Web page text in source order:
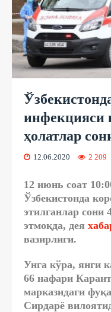
инфекцияси
ҳолатлар
12.06.2020 2 209
12 июнь соат
Ўзбекистонда
этилганлар сони
этмоқда, дея
вазирлиги.
Унга кўра, янги
66 нафари
марказидаги
Сирдарё